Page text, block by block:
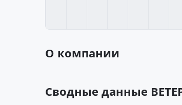
О компании
Сводные данные